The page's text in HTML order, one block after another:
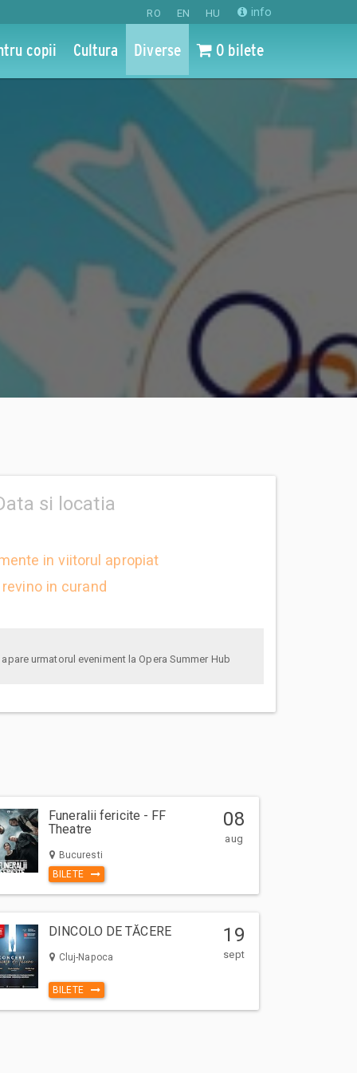
RO EN HU info
copii Cultura Diverse 0 bilete
si locatia
in viitorul apropiat
revino in curand
anunta-ma pe email cand apare urmatorul eveniment la Opera Summer Hub
Funeralii fericite - FF
Theatre
Bucuresti
BILETE
08
aug
DINCOLO DE TĂCERE
Cluj-Napoca
BILETE
19
sept